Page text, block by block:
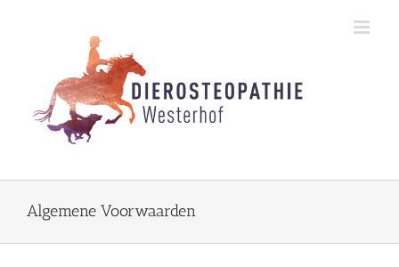
Algemene Voorwaarden